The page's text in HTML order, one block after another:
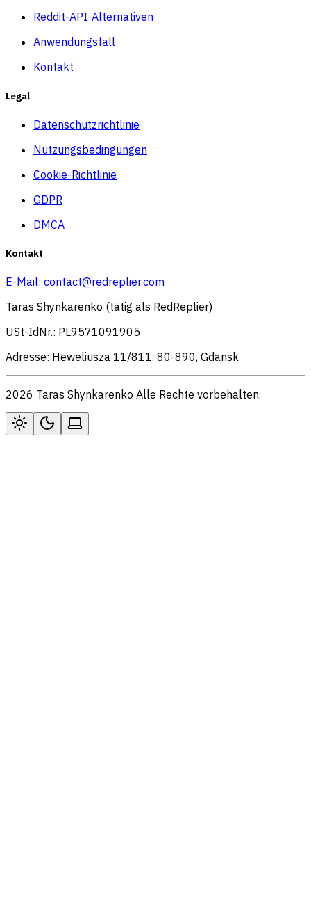
Reddit-API-Alternativen
Anwendungsfall
Kontakt
Legal
Datenschutzrichtlinie
Nutzungsbedingungen
Cookie-Richtlinie
GDPR
DMCA
Kontakt
E-Mail: contact@redreplier.com
Taras Shynkarenko (tätig als RedReplier)
USt-IdNr.: PL9571091905
Adresse: Heweliusza 11/811, 80-890, Gdansk
2026 Taras Shynkarenko Alle Rechte vorbehalten.